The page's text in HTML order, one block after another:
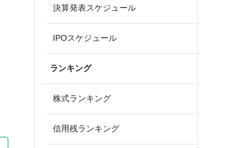
決算発表スケジュール
IPOスケジュール
ランキング
株式ランキング
信用残ランキング